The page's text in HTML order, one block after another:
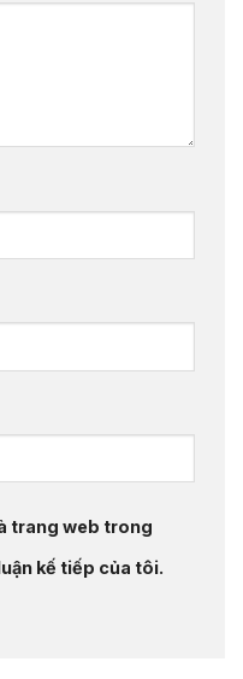
trang web trong
kế tiếp của tôi.